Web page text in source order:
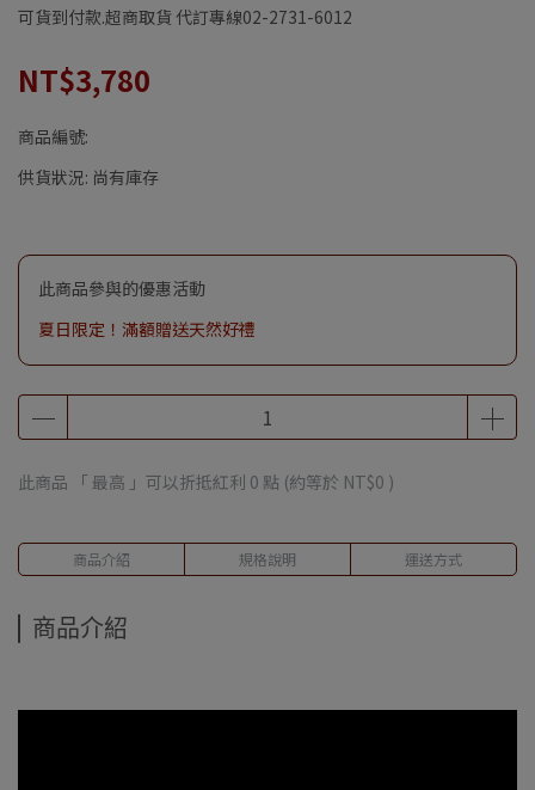
可貨到付款.超商取貨 代訂專線02-2731-6012
NT$3,780
商品編號:
供貨狀況: 尚有庫存
此商品參與的優惠活動
夏日限定！滿額贈送天然好禮
此商品 「 最高 」可以折抵紅利 0 點 (約等於 NT$0 )
商品介紹 規格說明 運送方式
商品介紹